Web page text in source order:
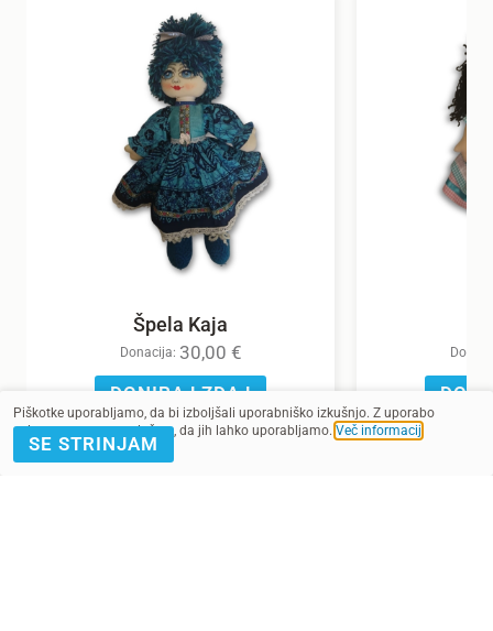
Špela Kaja
Donacija: 30,00 €
DONIRAJ ZDAJ
Piškotke uporabljamo, da bi izboljšali uporabniško izkušnjo. Z uporabo
spletnega mesta soglašate, da jih lahko uporabljamo. Več informacij
SE STRINJAM